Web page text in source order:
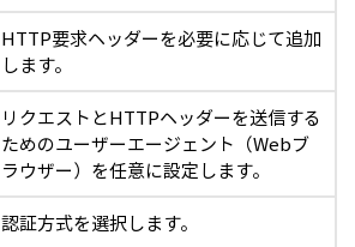
HTTP要求ヘッダーを必要に応じて追加
します。
リクエストとHTTPヘッダーを送信する
ためのユーザーエージェント（Webブ
ラウザー）を任意に設定します。
認証方式を選択します。